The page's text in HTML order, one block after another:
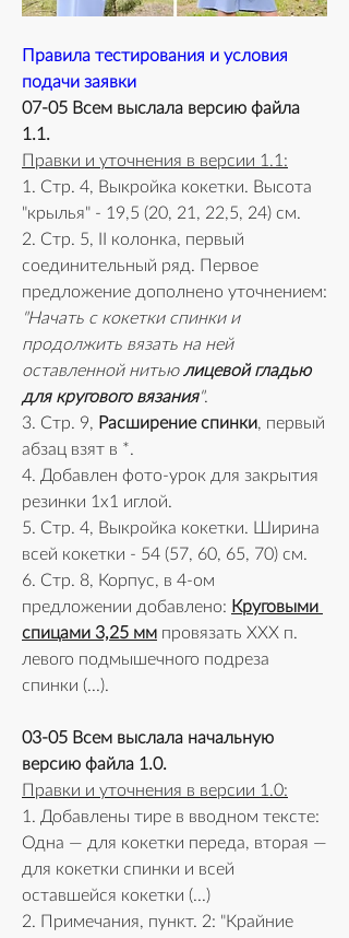
Правила тестирования и условия
подачи заявки
07-05 Всем выслала версию файла
1.1.
Правки и уточнения в версии 1.1:
1. Стр. 4, Выкройка кокетки. Высота
"крылья" - 19,5 (20, 21, 22,5, 24) см.
2. Стр. 5, II колонка, первый
соединительный ряд. Первое
предложение дополнено уточнением:
"Начать с кокетки спинки и
продолжить вязать на ней
оставленной нитью лицевой гладью
для кругового вязания".
3. Стр. 9, Расширение спинки, первый
абзац взят в *.
4. Добавлен фото-урок для закрытия
резинки 1х1 иглой.
5. Стр. 4, Выкройка кокетки. Ширина
всей кокетки - 54 (57, 60, 65, 70) см.
6. Стр. 8, Корпус, в 4-ом
предложении добавлено: Круговыми
спицами 3,25 мм провязать ХХХ п.
левого подмышечного подреза
спинки (...).
03-05 Всем выслала начальную
версию файла 1.0.
Правки и уточнения в версии 1.0:
1. Добавлены тире в вводном тексте:
Одна — для кокетки переда, вторая —
для кокетки спинки и всей
оставшейся кокетки (...)
2. Примечания, пункт. 2: "Крайние